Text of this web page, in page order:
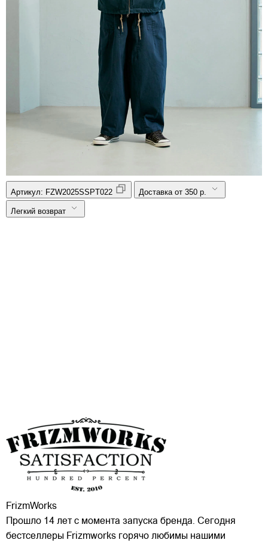
Артикул: FZW2025SSPT022 Доставка от 350 р.
Легкий возврат
FrizmWorks
Прошло 14 лет с момента запуска бренда. Сегодня
бестселлеры Frizmworks горячо любимы нашими